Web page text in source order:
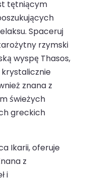
tętniącym
Spaceruj
rzymski
wyspę Thasos,
znana z
świeżych
greckich
Ikarii, oferuje
z
i